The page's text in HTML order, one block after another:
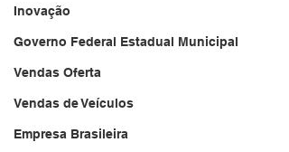
Inovação
Governo Federal Estadual Municipal
Vendas Oferta
Vendas de Veículos
Empresa Brasileira